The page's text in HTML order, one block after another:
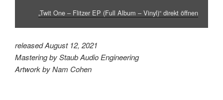
„Twit One – Flitzer EP (Full Album – Vinyl)“ direkt öffnen
released August 12, 2021
Mastering by Staub Audio Engineering
Artwork by Nam Cohen